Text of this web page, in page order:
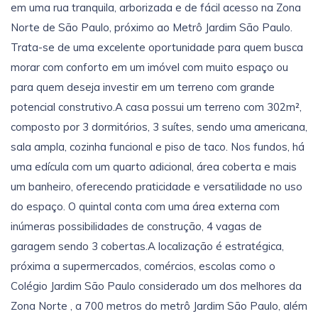
em uma rua tranquila, arborizada e de fácil acesso na Zona
Norte de São Paulo, próximo ao Metrô Jardim São Paulo.
Trata-se de uma excelente oportunidade para quem busca
morar com conforto em um imóvel com muito espaço ou
para quem deseja investir em um terreno com grande
potencial construtivo.A casa possui um terreno com 302m²,
composto por 3 dormitórios, 3 suítes, sendo uma americana,
sala ampla, cozinha funcional e piso de taco. Nos fundos, há
uma edícula com um quarto adicional, área coberta e mais
um banheiro, oferecendo praticidade e versatilidade no uso
do espaço. O quintal conta com uma área externa com
inúmeras possibilidades de construção, 4 vagas de
garagem sendo 3 cobertas.A localização é estratégica,
próxima a supermercados, comércios, escolas como o
Colégio Jardim São Paulo considerado um dos melhores da
Zona Norte , a 700 metros do metrô Jardim São Paulo, além